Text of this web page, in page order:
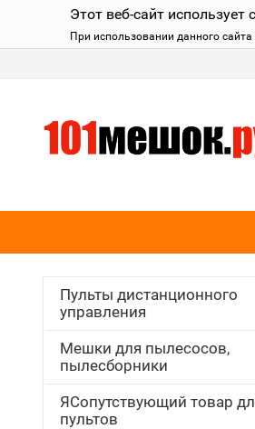
Этот веб-сайт использует
При использовании данного
Пульты дистанционного
управления
Мешки для пылесосов,
пылесборники
ЯСопутствующий товар
пультов